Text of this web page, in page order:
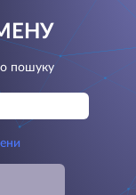
пошуку